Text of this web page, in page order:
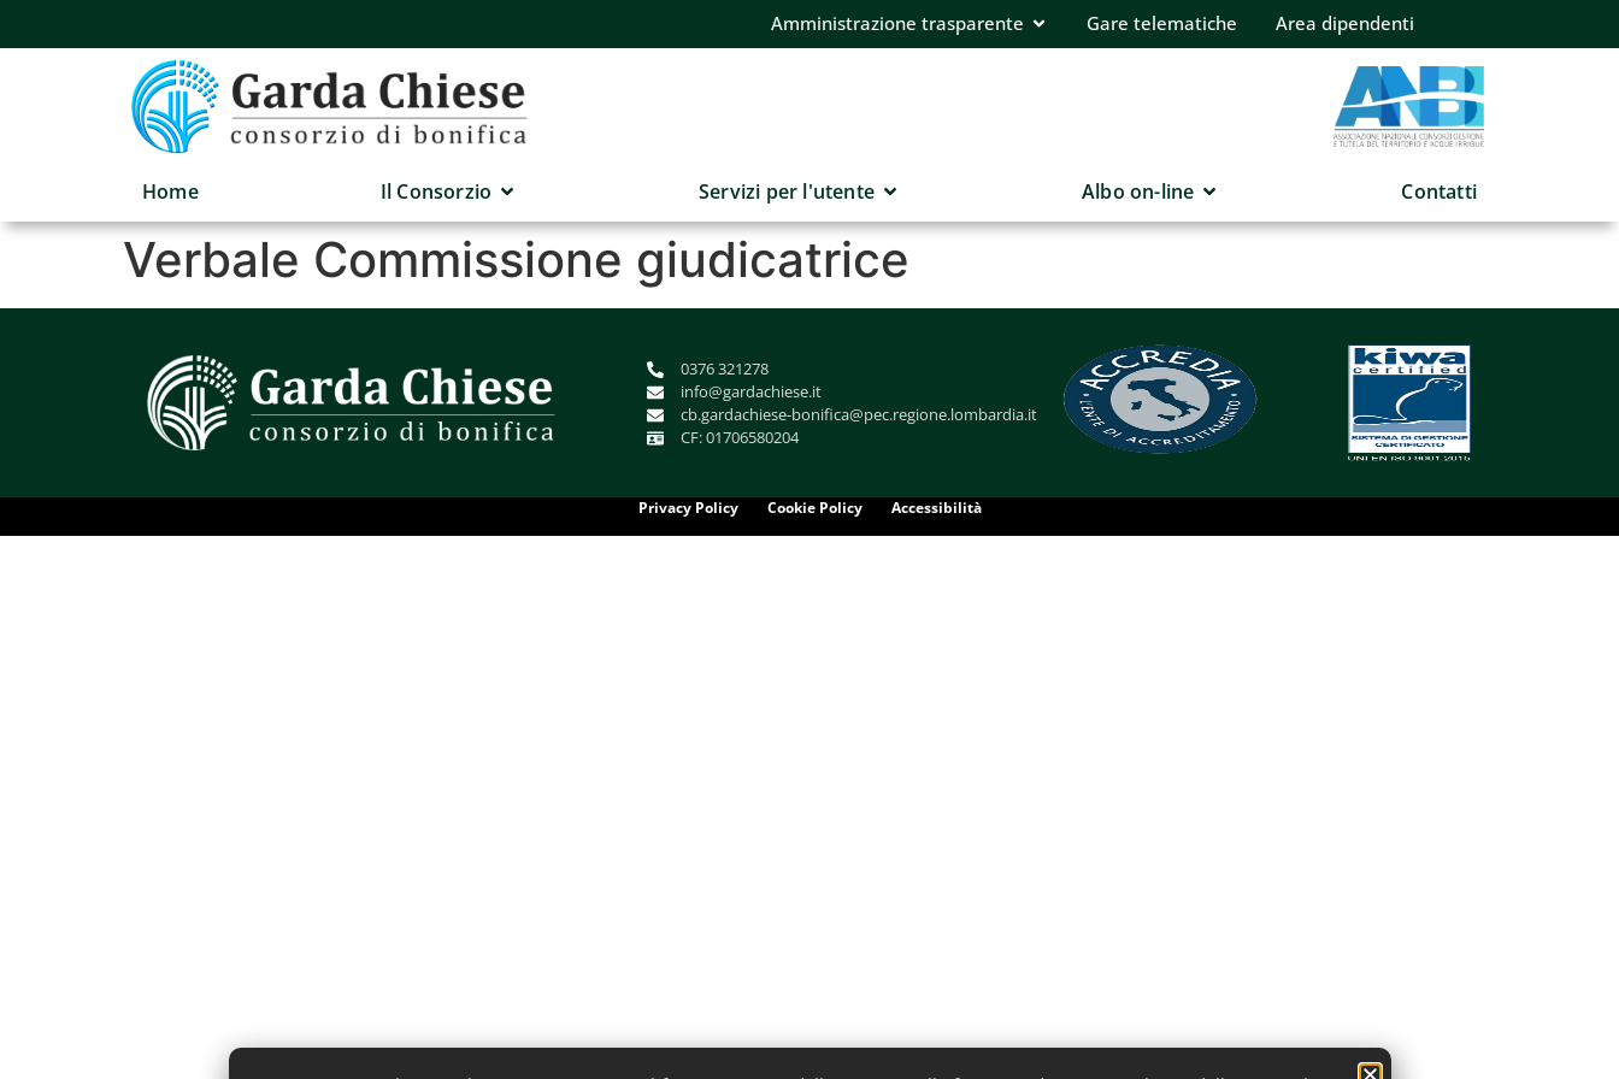
Amministrazione trasparente Gare telematiche Area dipendenti
Home Il Consorzio Servizi per l'utente Albo on-line Contatti
Verbale Commissione giudicatrice
0376 321278
info@gardachiese.it
cb.gardachiese-bonifica@pec.regione.lombardia.it
CF: 01706580204
Privacy Policy Cookie Policy Accessibilità